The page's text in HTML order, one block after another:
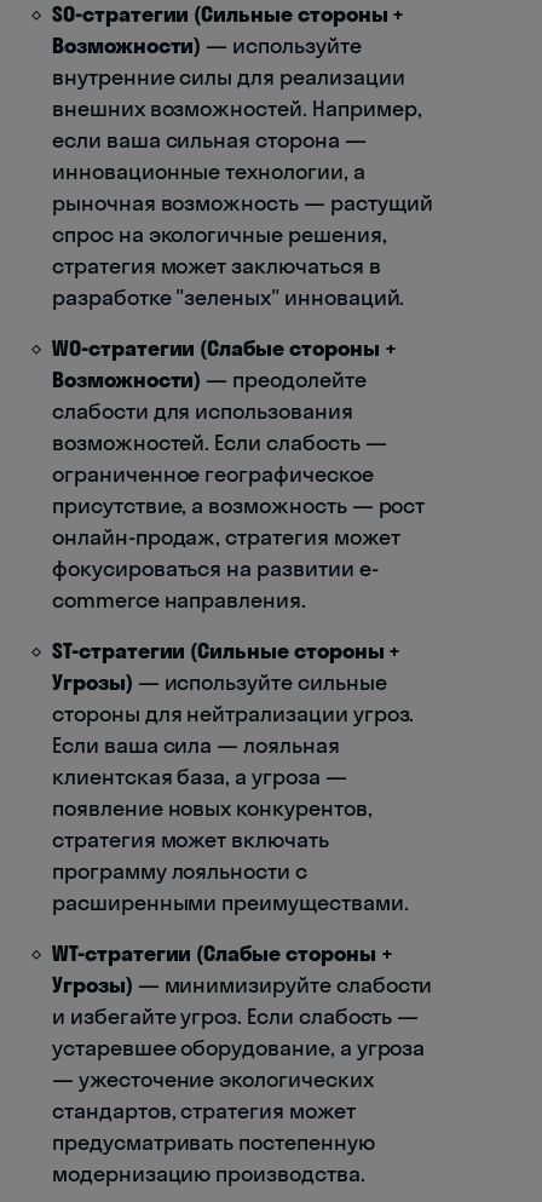
SO-стратегии (Сильные стороны +
Возможности) — используйте
внутренние силы для реализации
внешних возможностей. Например,
если ваша сильная сторона —
инновационные технологии, а
рыночная возможность — растущий
спрос на экологичные решения,
стратегия может заключаться в
разработке "зеленых" инноваций.
WO-стратегии (Слабые стороны +
Возможности) — преодолейте
слабости для использования
возможностей. Если слабость —
ограниченное географическое
присутствие, а возможность — рост
онлайн-продаж, стратегия может
фокусироваться на развитии e-
commerce направления.
ST-стратегии (Сильные стороны +
Угрозы) — используйте сильные
стороны для нейтрализации угроз.
Если ваша сила — лояльная
клиентская база, а угроза —
появление новых конкурентов,
стратегия может включать
программу лояльности с
расширенными преимуществами.
WT-стратегии (Слабые стороны +
Угрозы) — минимизируйте слабости
и избегайте угроз. Если слабость —
устаревшее оборудование, а угроза
— ужесточение экологических
стандартов, стратегия может
предусматривать постепенную
модернизацию производства.